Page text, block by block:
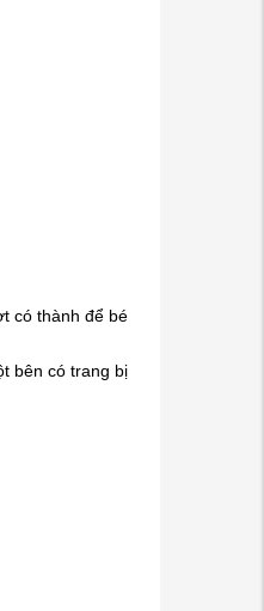
có thành để bé
bên có trang bị